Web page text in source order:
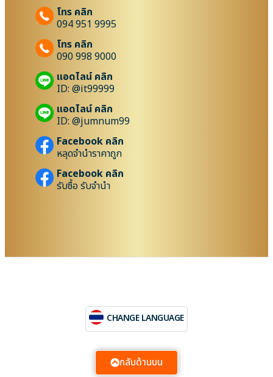
โทร คลิก
094 951 9995
โทร คลิก
090 998 9000
แอดไลน์ คลิก
ID: @it99999
แอดไลน์ คลิก
ID: @jumnum99
Facebook คลิก
หลุดจำนำราคาถูก
Facebook คลิก
รับซื้อ รับจำนำ
CHANGE LANGUAGE
กลับด้านบน